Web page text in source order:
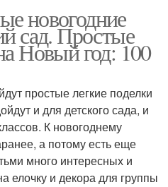
новогодние
сад. Простые
Новый год: 100
простые легкие поделки
и для детского сада, и
К новогоднему
а потому есть еще
много интересных и
елочку и декора для группы